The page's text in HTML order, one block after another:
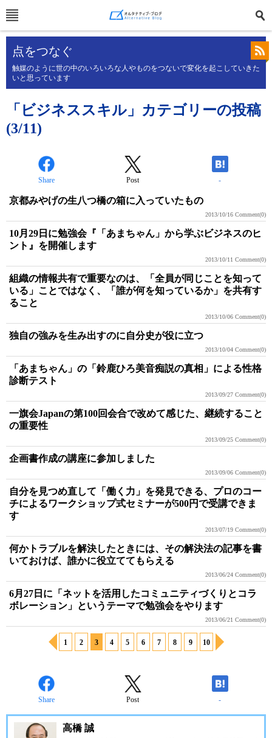
点をつなぐ
触媒のように世の中のいろいろな人やものをつないで変化を起こしていきた
いと思っています
「ビジネススキル」カテゴリーの投稿
(3/11)
Share Post -
京都みやげの生八つ橋の箱に入っていたもの
2013/10/16 Comment(0)
10月29日に勉強会『「あまちゃん」から学ぶビジネスのヒ
ント』を開催します
2013/10/11 Comment(0)
組織の情報共有で重要なのは、「全員が同じことを知って
いる」ことではなく、「誰が何を知っているか」を共有す
ること
2013/10/06 Comment(0)
独自の強みを生み出すのに自分史が役に立つ
2013/10/04 Comment(0)
「あまちゃん」の「鈴鹿ひろ美音痴説の真相」による性格
診断テスト
2013/09/27 Comment(0)
一旗会Japanの第100回会合で改めて感じた、継続すること
の重要性
2013/09/25 Comment(0)
企画書作成の講座に参加しました
2013/09/06 Comment(0)
自分を見つめ直して「働く力」を発見できる、プロのコー
チによるワークショップ式セミナーが500円で受講できま
す
2013/07/19 Comment(0)
何かトラブルを解決したときには、その解決法の記事を書
いておけば、誰かに役立ててもらえる
2013/06/24 Comment(0)
6月27日に「ネットを活用したコミュニティづくりとコラ
ボレーション」というテーマで勉強会をやります
2013/06/21 Comment(0)
1 2 3 4 5 6 7 8 9 10
Share Post -
高橋 誠